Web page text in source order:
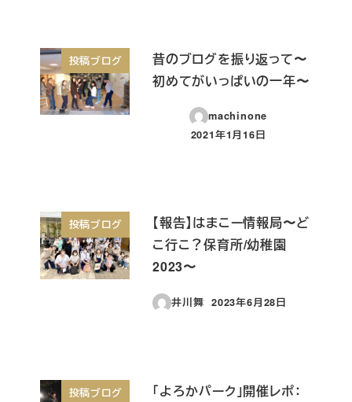
投稿ブログ
昔のブログを振り返って〜
初めてがいっぱいの一年〜
machinone
投稿日
2021年1月16日
投稿ブログ
【報告】はまこー情報局〜ど
こ行こ？保育所/幼稚園
2023〜
井川舞
投稿日
2023年6月28日
投稿ブログ 「よろかパーク」開催レポ：